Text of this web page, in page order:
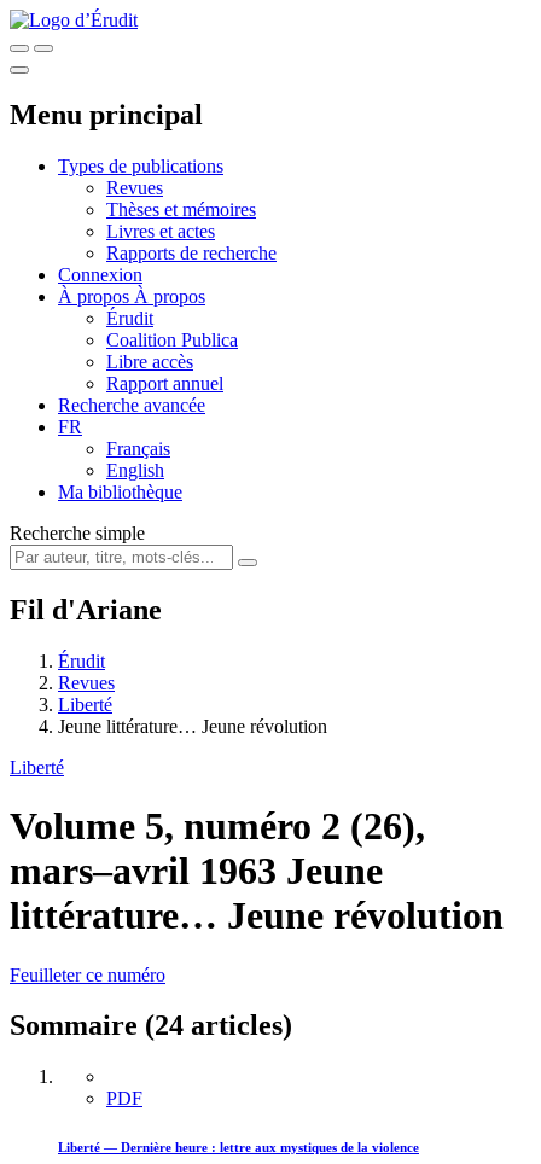
Menu principal
Types de publications
Revues
Thèses et mémoires
Livres et actes
Rapports de recherche
Connexion
À propos À propos
Érudit
Coalition Publica
Libre accès
Rapport annuel
Recherche avancée
FR
Français
English
Ma bibliothèque
Recherche simple
Fil d'Ariane
Érudit
Revues
Liberté
Jeune littérature… Jeune révolution
Liberté
Volume 5, numéro 2 (26),
mars–avril 1963 Jeune
littérature… Jeune révolution
Feuilleter ce numéro
Sommaire (24 articles)
PDF
Liberté — Dernière heure : lettre aux mystiques de la violence